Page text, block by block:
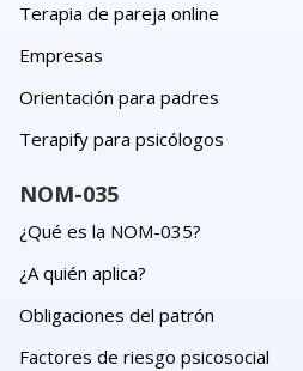
Terapia de pareja online
Empresas
Orientación para padres
Terapify para psicólogos
NOM-035
¿Qué es la NOM-035?
¿A quién aplica?
Obligaciones del patrón
Factores de riesgo psicosocial